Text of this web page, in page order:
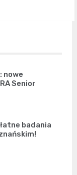
nowe
Senior
badania